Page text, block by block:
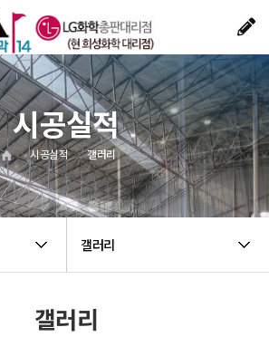
갤러리
시공실적 갤러리
시공실적
갤러리